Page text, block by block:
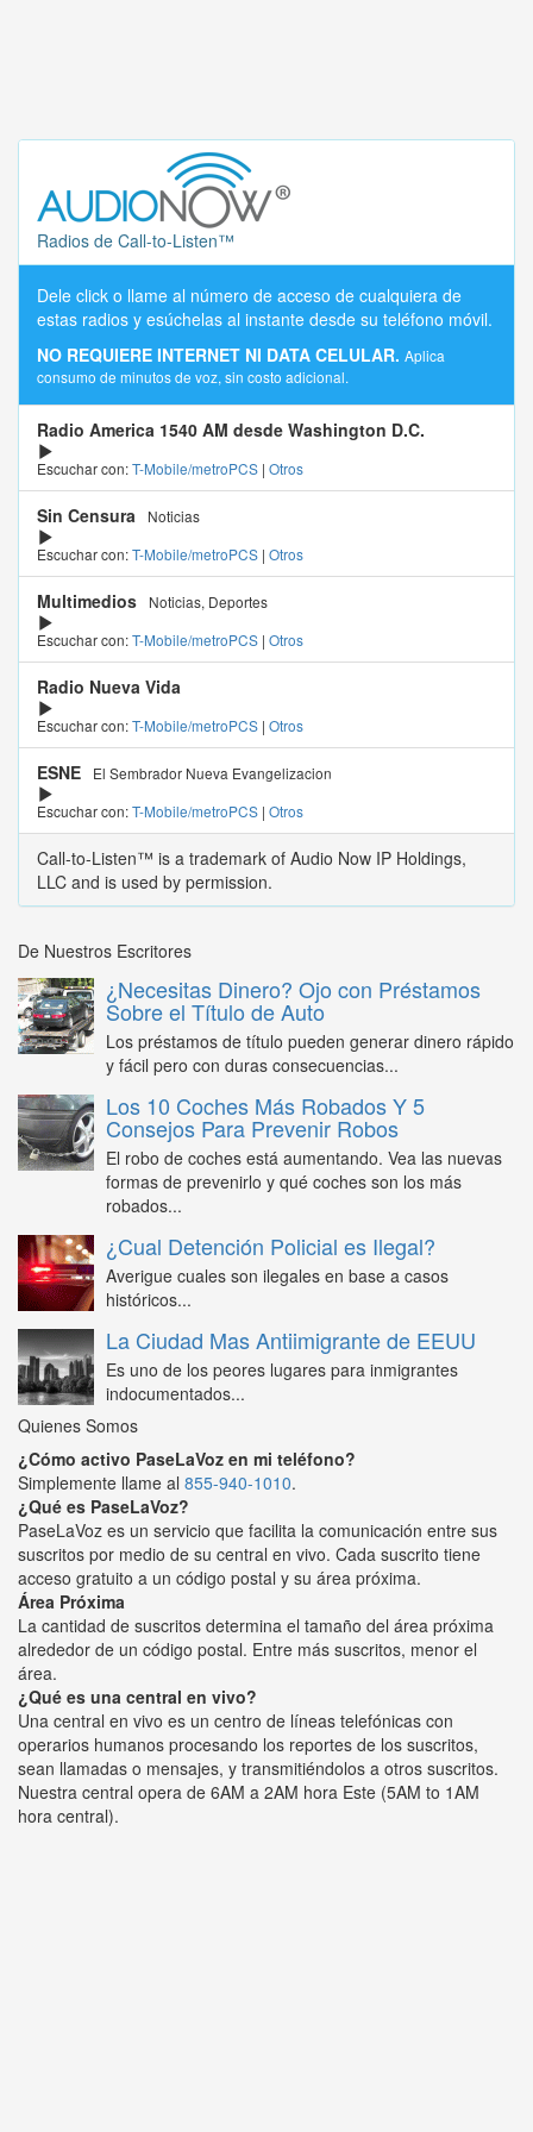
Radios de Call-to-Listen™
Dele click o llame al número de acceso de cualquiera de
estas radios y esúchelas al instante desde su teléfono móvil.
NO REQUIERE INTERNET NI DATA CELULAR. Aplica
consumo de minutos de voz, sin costo adicional.
Radio America 1540 AM desde Washington D.C.
Escuchar con:T-Mobile/metroPCS | Otros
Sin Censura
Noticias
Escuchar con:T-Mobile/metroPCS | Otros
Multimedios
Noticias, Deportes
Escuchar con:T-Mobile/metroPCS | Otros
Radio Nueva Vida
Escuchar con:T-Mobile/metroPCS | Otros
ESNE
El Sembrador Nueva Evangelizacion
Escuchar con:T-Mobile/metroPCS | Otros
Call-to-Listen™ is a trademark of Audio Now IP Holdings,
LLC and is used by permission.
De Nuestros Escritores
¿Necesitas Dinero? Ojo con Préstamos
Sobre el Título de Auto
Los préstamos de título pueden generar dinero rápido
y fácil pero con duras consecuencias...
Los 10 Coches Más Robados Y 5
Consejos Para Prevenir Robos
El robo de coches está aumentando. Vea las nuevas
formas de prevenirlo y qué coches son los más
robados...
¿Cual Detención Policial es Ilegal?
Averigue cuales son ilegales en base a casos
históricos...
La Ciudad Mas Antiimigrante de EEUU
Es uno de los peores lugares para inmigrantes
indocumentados...
Quienes Somos
¿Cómo activo PaseLaVoz en mi teléfono?
Simplemente llame al 855-940-1010.
¿Qué es PaseLaVoz?
PaseLaVoz es un servicio que facilita la comunicación entre sus
suscritos por medio de su central en vivo. Cada suscrito tiene
acceso gratuito a un código postal y su área próxima.
Área Próxima
La cantidad de suscritos determina el tamaño del área próxima
alrededor de un código postal. Entre más suscritos, menor el
área.
¿Qué es una central en vivo?
Una central en vivo es un centro de líneas telefónicas con
operarios humanos procesando los reportes de los suscritos,
sean llamadas o mensajes, y transmitiéndolos a otros suscritos.
Nuestra central opera de 6AM a 2AM hora Este (5AM to 1AM
hora central).